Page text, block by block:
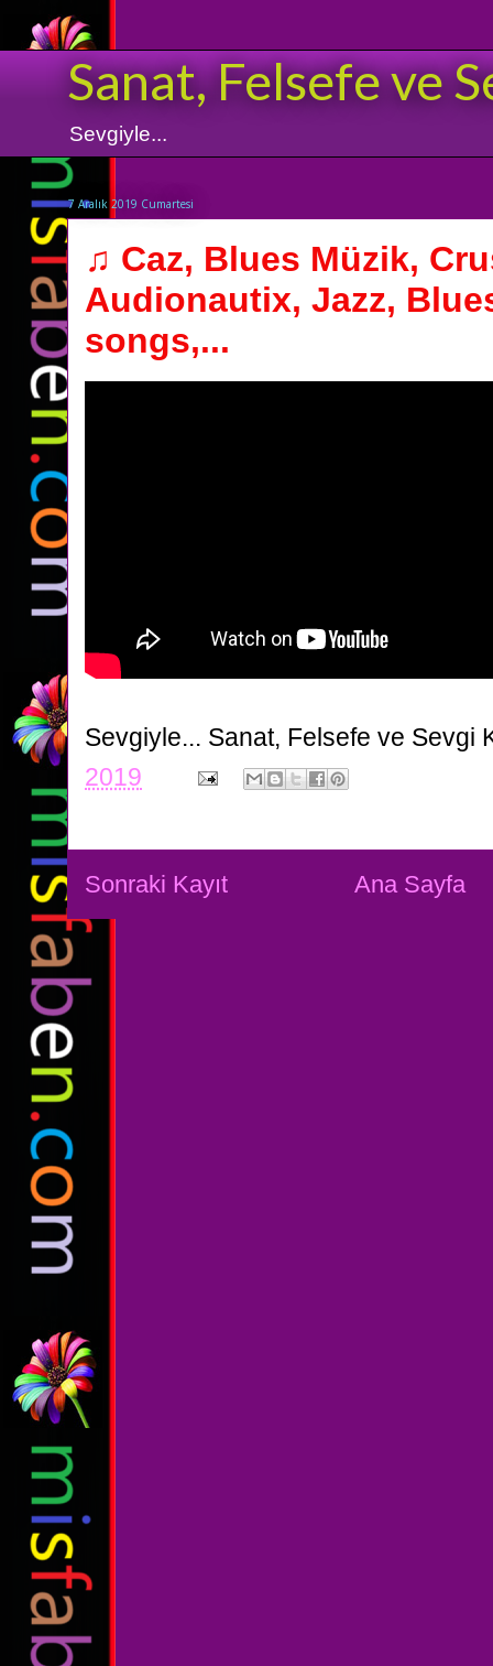
Sanat, Felsefe ve
Sevgiyle...
7 Aralık 2019 Cumartesi
♫ Caz, Blues Müzik,
Audionautix, Jazz,
songs,...
Sevgiyle... Sanat, Felsefe ve Sevgi
2019
Sonraki Kayıt Ana Sayfa